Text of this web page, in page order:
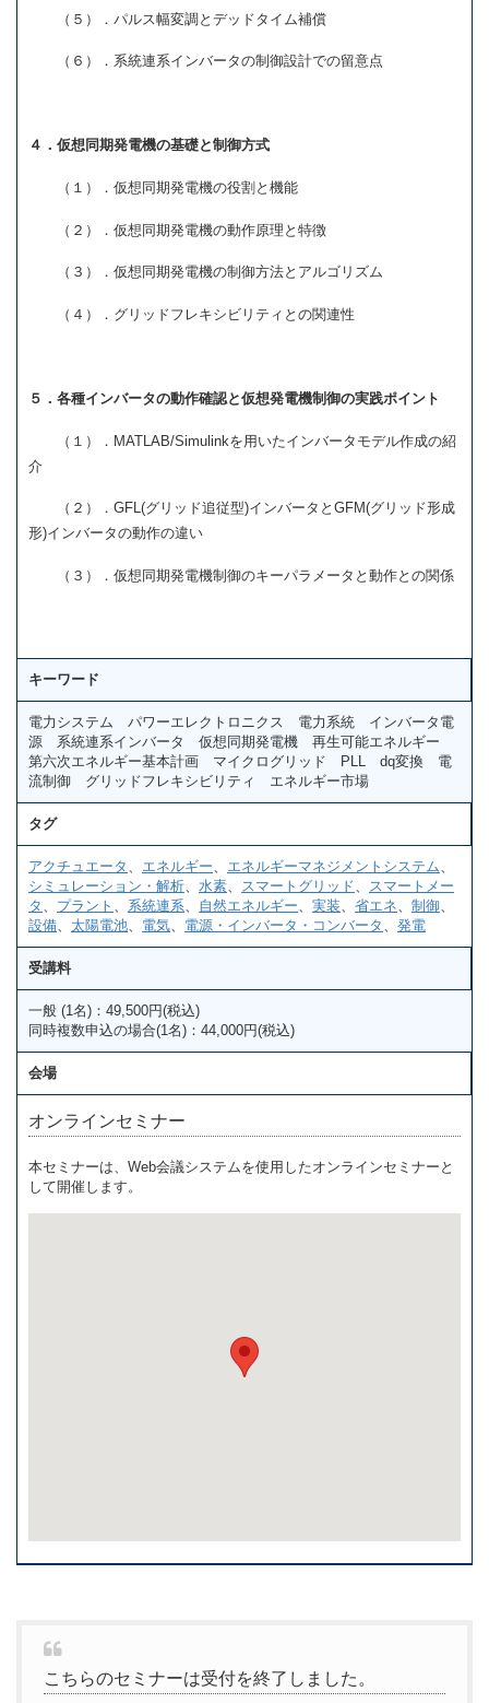
（５）．パルス幅変調とデッドタイム補償
（６）．系統連系インバータの制御設計での留意点
４．仮想同期発電機の基礎と制御方式
（１）．仮想同期発電機の役割と機能
（２）．仮想同期発電機の動作原理と特徴
（３）．仮想同期発電機の制御方法とアルゴリズム
（４）．グリッドフレキシビリティとの関連性
５．各種インバータの動作確認と仮想発電機制御の実践ポイント
（１）．MATLAB/Simulinkを用いたインバータモデル作成の紹
介
（２）．GFL(グリッド追従型)インバータとGFM(グリッド形成
形)インバータの動作の違い
（３）．仮想同期発電機制御のキーパラメータと動作との関係
キーワード
電力システム パワーエレクトロニクス 電力系統 インバータ電
源 系統連系インバータ 仮想同期発電機 再生可能エネルギー
第六次エネルギー基本計画 マイクログリッド PLL dq変換 電
流制御 グリッドフレキシビリティ エネルギー市場
タグ
アクチュエータ 、 エネルギー、 エネルギーマネジメントシステム、
シミュレーション・解析、 水素、 スマートグリッド、 スマートメー
タ 、 プラント 、 系統連系、 自然エネルギー、 実装、 省エネ、 制御、
設備、 太陽電池、 電気、 電源・インバータ・コンバータ 、 発電
受講料
一般 (1名)：49,500円(税込)
同時複数申込の場合(1名)：44,000円(税込)
会場
オンラインセミナー
本セミナーは、Web会議システムを使用したオンラインセミナーと
して開催します。
こちらのセミナーは受付を終了しました。